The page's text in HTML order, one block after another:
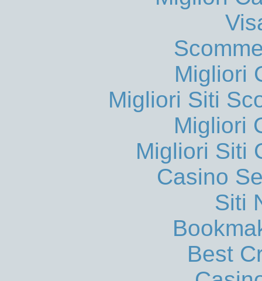
Migliori
Migliori Siti
Migliori
Migliori Siti
Casino
Siti
Best